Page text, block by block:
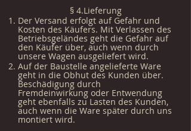
§ 4.Lieferung
Der Versand erfolgt auf Gefahr und
Kosten des Käufers. Mit Verlassen des
Betriebsgeländes geht die Gefahr auf
den Käufer über, auch wenn durch
unsere Wagen ausgeliefert wird.
Auf der Baustelle angelieferte Ware
geht in die Obhut des Kunden über.
Beschädigung durch
Fremdeinwirkung oder Entwendung
geht ebenfalls zu Lasten des Kunden,
auch wenn die Ware später durch uns
montiert wird.